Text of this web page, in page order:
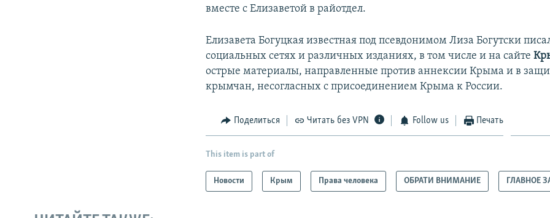
вместе с Елизаветой в райотдел.
Елизавета Богуцкая известная под псевдонимом Лиза Богутски
социальных сетях и различных изданиях, в том числе и на сайте
острые материалы, направленные против аннексии Крыма и в
крымчан, несогласных с присоединением Крыма к России.
Поделиться Читать без VPN Follow us Печать
This item is part of
Новости Крым Права человека ОБРАТИ ВНИМАНИЕ ГЛАВНОЕ